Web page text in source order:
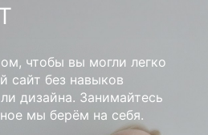
чтобы вы могли легко
сайт без навыков
дизайна. Занимайтесь
мы берём на себя.